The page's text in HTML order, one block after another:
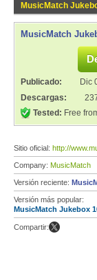
MusicMatch
MusicMatch
Publicado: Dic
Descargas:
Tested: Free
Sitio oficial: http://
Company: MusicMatch
Versión reciente:
Versión más popular:
MusicMatch Jukebox
Compartir: